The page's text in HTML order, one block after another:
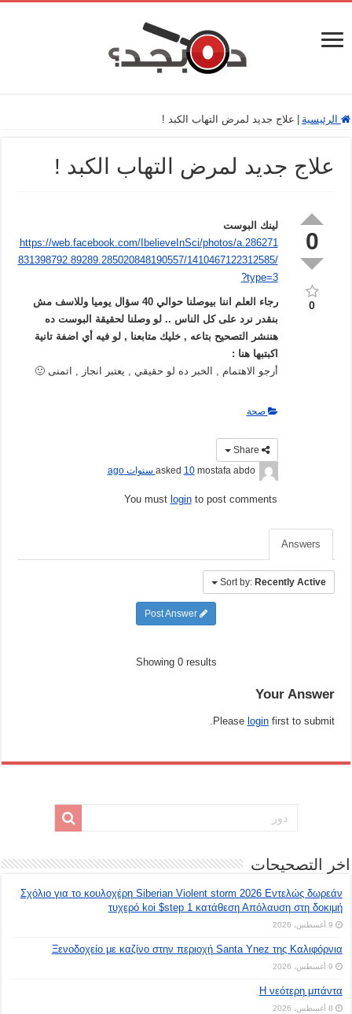
الرئيسية علاج جديد لمرض التهاب الكبد !
علاج جديد لمرض التهاب الكبد !
0
0
لينك البوست
https://web.facebook.com/IbelieveInSci/photos/a.286271
831398792.89289.285020848190557/1410467122312585/
?type=3
رجاء العلم اننا بيوصلنا حوالي 40 سؤال يوميا وللاسف مش
بنقدر نرد على كل الناس .. لو وصلنا لحقيقة البوست ده
هننشر التصحيح بتاعه , خليك متابعنا , لو فيه أي اضفة تانية
اكبتبها هنا :
أرجو الاهتمام , الخبر ده لو حقيقي , يعتبر انجاز , اتمنى 🙂
صحة
mostafa abdo
asked10 سنوات ago
You must loginto post comments
Answers
Sort by: Recently Active
Showing 0 results
Your Answer
Please loginfirst to submit.
اخر التصحيحات
Σχόλιο για το κουλοχέρη Siberian Violent storm 2026 Εντελώς δωρεάν
τυχερό koi $step 1 κατάθεση Απόλαυση στη δοκιμή
9 أغسطس، 2026
Ξενοδοχείο με καζίνο στην περιοχή Santa Ynez της Καλιφόρνια
9 أغسطس، 2026
Η νεότερη μπάντα
8 أغسطس، 2026